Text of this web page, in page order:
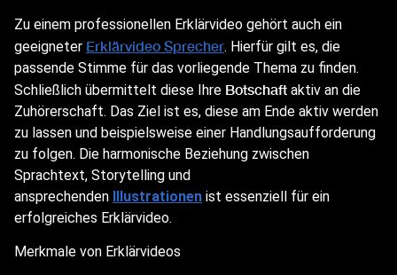
Zu einem professionellen Erklärvideo gehört auch ein
geeigneter Erklärvideo Sprecher. Hierfür gilt es, die
passende Stimme für das vorliegende Thema zu finden.
Schließlich übermittelt diese Ihre Botschaft aktiv an die
Zuhörerschaft. Das Ziel ist es, diese am Ende aktiv werden
zu lassen und beispielsweise einer Handlungsaufforderung
zu folgen. Die harmonische Beziehung zwischen
Sprachtext, Storytelling und
ansprechenden Illustrationen ist essenziell für ein
erfolgreiches Erklärvideo.
Merkmale von Erklärvideos